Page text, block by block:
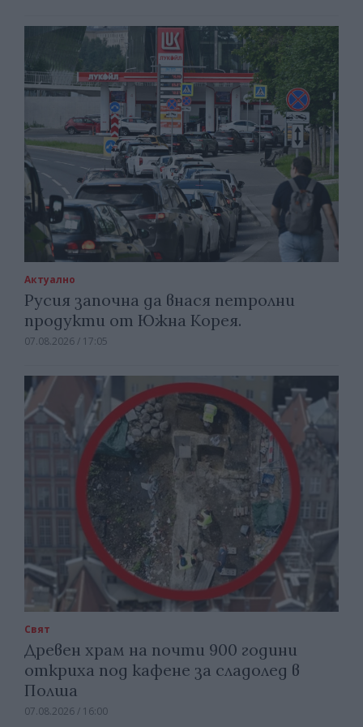
Актуално
Русия започна да внася петролни
продукти от Южна Корея.
07.08.2026 / 17:05
Свят
Древен храм на почти 900 години
откриха под кафене за сладолед в
Полша
07.08.2026 / 16:00